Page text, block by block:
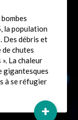
la population
Des débris et
chutes
La chaleur
gigantesques
à se réfugier
+